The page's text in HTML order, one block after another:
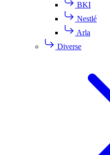
BKI
Nestlé
Arla
Diverse